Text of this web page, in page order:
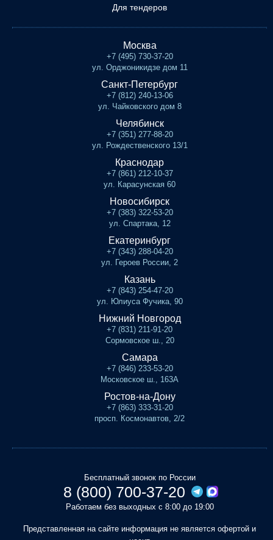
Для тендеров
Москва
+7 (495) 730-37-20
ул. Орджоникидзе дом 11
Санкт-Петербург
+7 (812) 240-13-06
ул. Чайковского дом 8
Челябинск
+7 (351) 277-88-20
ул. Рождественского 13/1
Краснодар
+7 (861) 212-10-37
ул. Карасунская 60
Новосибирск
+7 (383) 322-53-20
ул. Спартака, 12
Екатеринбург
+7 (343) 288-04-20
ул. Героев России, 2
Казань
+7 (843) 254-47-20
ул. Юлиуса Фучика, 90
Нижний Новгород
+7 (831) 211-91-20
Сормовское ш., 20
Самара
+7 (846) 233-53-20
Московское ш., 163А
Ростов-на-Дону
+7 (863) 333-31-20
просп. Космонавтов, 2/2
Бесплатный звонок по России
8 (800) 700-37-20
Работаем без выходных с 8:00 до 19:00
Представленная на сайте информация не является офертой и